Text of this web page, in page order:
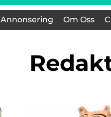
Annonsering Om Oss